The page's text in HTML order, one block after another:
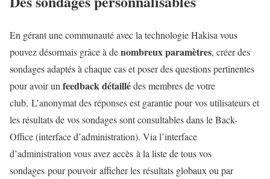
En gérant une communauté avec la technologie Hakisa vous
pouvez désormais grâce à denombreux paramètres, créer des
sondages adaptés à chaque cas et poser des questions pertinentes
pour avoir un feedback détaillédes membres de votre
club. L’anonymat des réponses est garantie pour vos utilisateurs et
les résultats de vos sondages sont consultables dans le Back-
Office (interface d’administration). Via l’interface
d’administration vous avez accès à la liste de tous vos
sondages pour pouvoir afficher les résultats globaux ou par